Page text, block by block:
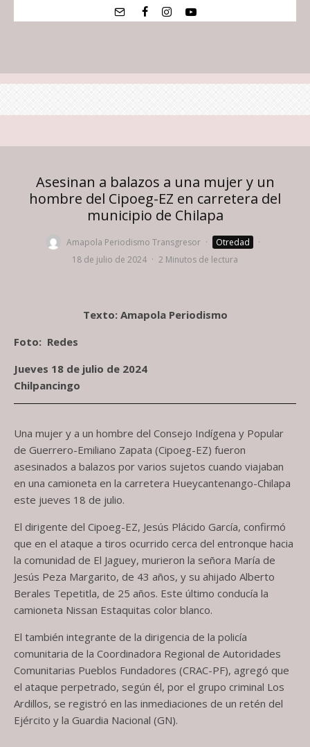
Asesinan a balazos a una mujer y un
hombre del Cipoeg-EZ en carretera del
municipio de Chilapa
Amapola Periodismo Transgresor · Otredad
·
18 de julio de 2024 · 2 Minutos de lectura
Texto: Amapola Periodismo
Foto: Redes
Jueves 18 de julio de 2024
Chilpancingo
Una mujer y a un hombre del Consejo Indígena y Popular
de Guerrero-Emiliano Zapata (Cipoeg-EZ) fueron
asesinados a balazos por varios sujetos cuando viajaban
en una camioneta en la carretera Hueycantenango-Chilapa
este jueves 18 de julio.
El dirigente del Cipoeg-EZ, Jesús Plácido García, confirmó
que en el ataque a tiros ocurrido cerca del entronque hacia
la comunidad de El Jaguey, murieron la señora María de
Jesús Peza Margarito, de 43 años, y su ahijado Alberto
Berales Tepetitla, de 25 años. Este último conducía la
camioneta Nissan Estaquitas color blanco.
El también integrante de la dirigencia de la policía
comunitaria de la Coordinadora Regional de Autoridades
Comunitarias Pueblos Fundadores (CRAC-PF), agregó que
el ataque perpetrado, según él, por el grupo criminal Los
Ardillos, se registró en las inmediaciones de un retén del
Ejército y la Guardia Nacional (GN).